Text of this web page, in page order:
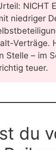
NICHT
niedriger
Verträge.
Stelle – im
teuer.
du